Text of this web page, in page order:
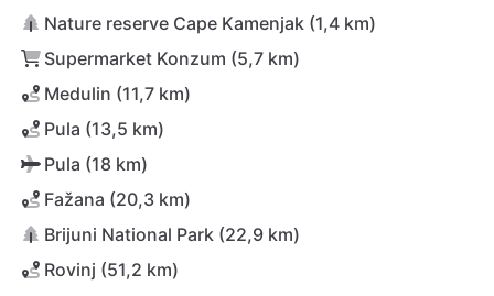
Nature reserve Cape Kamenjak (1,4 km)
Supermarket Konzum (5,7 km)
Medulin (11,7 km)
Pula (13,5 km)
Pula (18 km)
Fažana (20,3 km)
Brijuni National Park (22,9 km)
Rovinj (51,2 km)